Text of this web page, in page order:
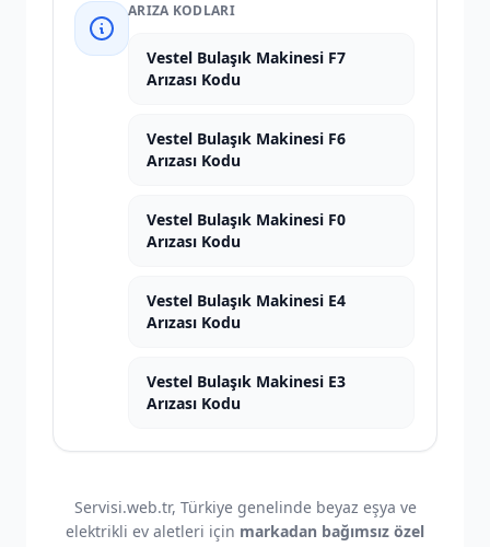
ARIZA KODLARI
Vestel Bulaşık Makinesi F7
Arızası Kodu
Vestel Bulaşık Makinesi F6
Arızası Kodu
Vestel Bulaşık Makinesi F0
Arızası Kodu
Vestel Bulaşık Makinesi E4
Arızası Kodu
Vestel Bulaşık Makinesi E3
Arızası Kodu
Servisi.web.tr, Türkiye genelinde beyaz eşya ve
elektrikli ev aletleri için markadan bağımsız özel